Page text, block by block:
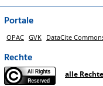
Portale
OPAC GVK DataCite
Rechte
alle